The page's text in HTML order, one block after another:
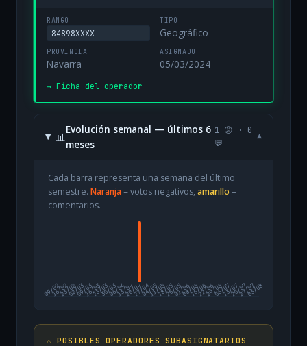
RANGO
84898XXXX
TIPO
Geográfico
PROVINCIA
Navarra
ASIGNADO
05/03/2024
→ Ficha del operador
📊
Evolución semanal — últimos 6
meses
1 😡 · 0
💬
▾
Cada barra representa una semana del último
semestre. Naranja= votos negativos, amarillo =
comentarios.
09/02
16/0223/0202/0309/0316/0323/0330/0306/0413/0420/0427/0404/0511/0518/0525/0501/0608/0615/0622/0629/0606/0713/0720/0727/07
03/08
⚠️ POSIBLES OPERADORES SUBASIGNATARIOS